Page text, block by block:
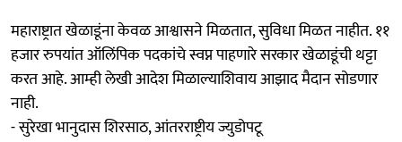
महाराष्ट्रात खेळाडूंना केवळ आश्वासने मिळतात, सुविधा मिळत नाहीत. ११
हजार रुपयांत ऑलिंपिक पदकांचे स्वप्न पाहणारे सरकार खेळाडूंची थट्टा
करत आहे. आम्ही लेखी आदेश मिळाल्याशिवाय आझाद मैदान सोडणार
नाही.
- सुरेखा भानुदास शिरसाठ, आंतरराष्ट्रीय ज्युडोपटू